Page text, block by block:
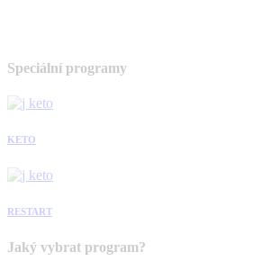
Speciální programy
KETO
RESTART
Jaký vybrat program?